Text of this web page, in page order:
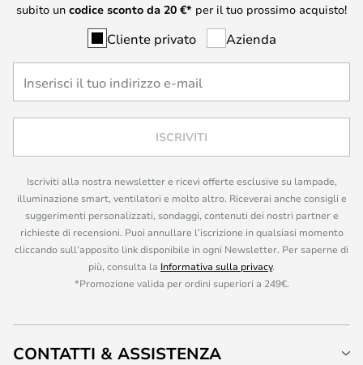
subito un codice sconto da 20 €* per il tuo prossimo acquisto!
Cliente privato Azienda
ISCRIVITI
Iscriviti alla nostra newsletter e ricevi offerte esclusive su lampade,
illuminazione smart, ventilatori e molto altro. Riceverai anche consigli e
suggerimenti personalizzati, sondaggi, contenuti dei nostri partner e
richieste di recensioni. Puoi annullare l’iscrizione in qualsiasi momento
cliccando sull’apposito link disponibile in ogni Newsletter. Per saperne di
più, consulta la Informativa sulla privacy.
*Promozione valida per ordini superiori a 249€.
CONTATTI & ASSISTENZA